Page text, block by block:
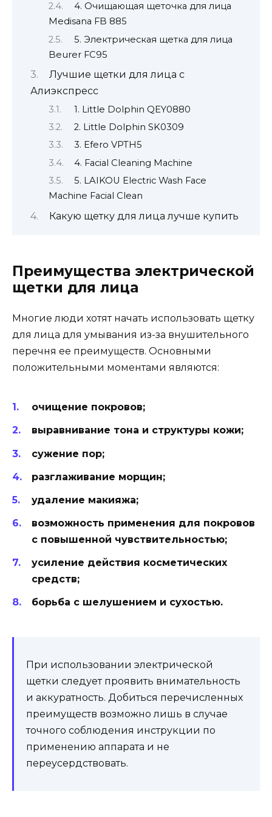
4. Очищающая щеточка для лица
Medisana FB 885
5. Электрическая щетка для лица
Beurer FC95
Лучшие щетки для лица с
Алиэкспресс
1. Little Dolphin QEY0880
2. Little Dolphin SK0309
3. Efero VPTH5
4. Facial Cleaning Machine
5. LAIKOU Electric Wash Face
Machine Facial Clean
Какую щетку для лица лучше купить
Преимущества электрической
щетки для лица
Многие люди хотят начать использовать щетку
для лица для умывания из-за внушительного
перечня ее преимуществ. Основными
положительными моментами являются:
очищение покровов;
выравнивание тона и структуры кожи;
сужение пор;
разглаживание морщин;
удаление макияжа;
возможность применения для покровов
с повышенной чувствительностью;
усиление действия косметических
средств;
борьба с шелушением и сухостью.
При использовании электрической
щетки следует проявить внимательность
и аккуратность. Добиться перечисленных
преимуществ возможно лишь в случае
точного соблюдения инструкции по
применению аппарата и не
переусердствовать.